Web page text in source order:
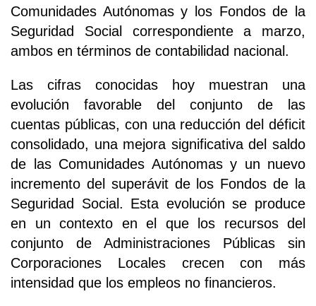
Comunidades Autónomas y los Fondos de la
Seguridad Social correspondiente a marzo,
ambos en términos de contabilidad nacional.
Las cifras conocidas hoy muestran una
evolución favorable del conjunto de las
cuentas públicas, con una reducción del déficit
consolidado, una mejora significativa del saldo
de las Comunidades Autónomas y un nuevo
incremento del superávit de los Fondos de la
Seguridad Social. Esta evolución se produce
en un contexto en el que los recursos del
conjunto de Administraciones Públicas sin
Corporaciones Locales crecen con más
intensidad que los empleos no financieros.